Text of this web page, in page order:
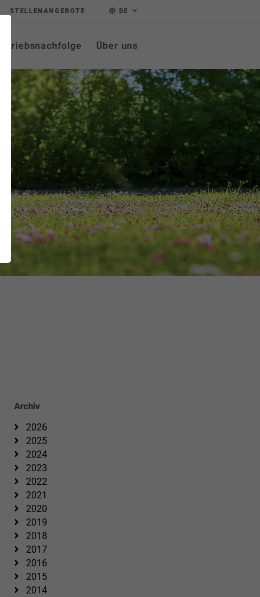
STELLENANGEBOTE DE
Betriebsnachfolge Über uns
Archiv
2026
2025
2024
2023
2022
2021
2020
2019
2018
2017
2016
2015
2014